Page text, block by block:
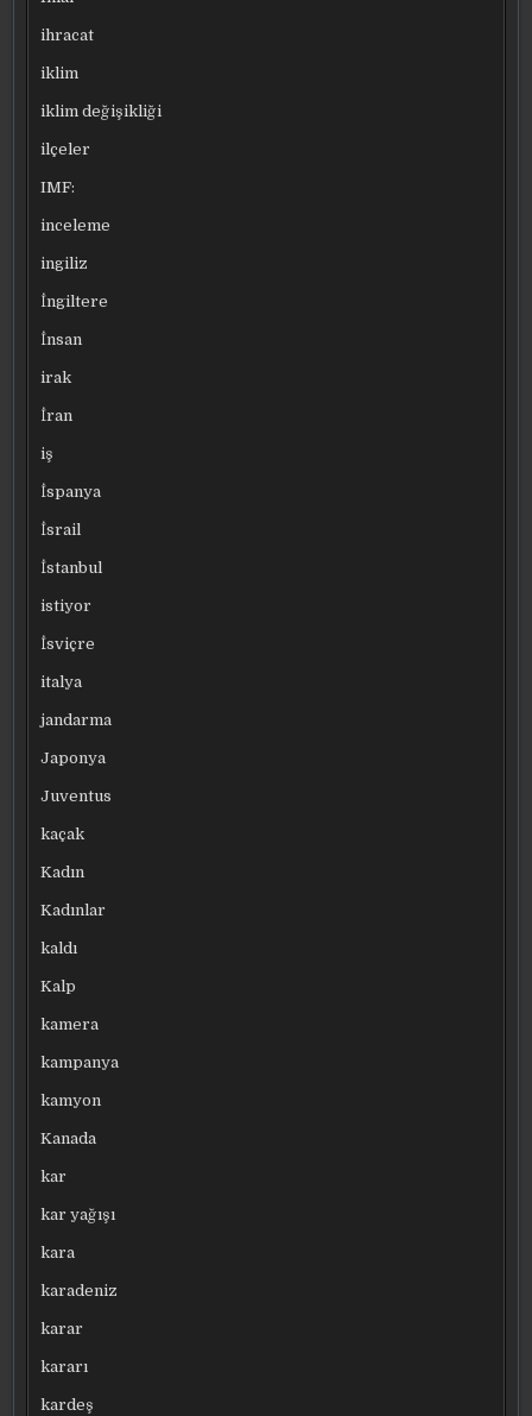
ihracat
iklim
iklim değişikliği
ilçeler
IMF:
inceleme
ingiliz
İngiltere
İnsan
irak
İran
iş
İspanya
İsrail
İstanbul
istiyor
İsviçre
italya
jandarma
Japonya
Juventus
kaçak
Kadın
Kadınlar
kaldı
Kalp
kamera
kampanya
kamyon
Kanada
kar
kar yağışı
kara
karadeniz
karar
kararı
kardeş